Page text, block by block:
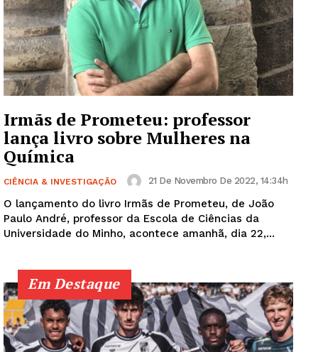
Irmãs de Prometeu: professor
lança livro sobre Mulheres na
Química
CIÊNCIA & INVESTIGAÇÃO 21 De Novembro De 2022, 14:34h
O lançamento do livro Irmãs de Prometeu, de João
Paulo André, professor da Escola de Ciências da
Universidade do Minho, acontece amanhã, dia 22,...
Em Destaque